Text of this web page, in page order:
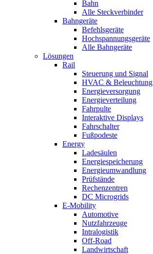
Bahn
Alle Steckverbinder
Bahngeräte
Befehlsgeräte
Hochspannungsgeräte
Alle Bahngeräte
Lösungen
Rail
Steuerung und Signal
HVAC & Beleuchtung
Energieversorgung
Energieverteilung
Fahrpulte
Interaktive Displays
Fahrschalter
Fußpodeste
Energy
Ladesäulen
Energiespeicherung
Energieumwandlung
Prüfstände
Rechenzentren
DC Microgrids
E-Mobility
Automotive
Nutzfahrzeuge
Intralogistik
Off-Road
Landwirtschaft